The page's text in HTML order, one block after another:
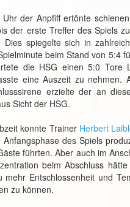
der Anpfiff ertönte
der erste Treffer des Spiels
spiegelte sich in
beim Stand von 5:4
die HSG einen 5:0
eine Auszeit zu
erzielte der an
Sicht der HSG.
konnte Trainer Herbert
des Spiels
führten. Aber auch im
beim Abschluss
Entschlossenheit und
zu können.